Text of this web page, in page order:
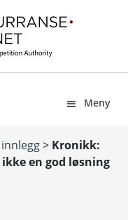
Meny
> Kronikk:
en god løsning